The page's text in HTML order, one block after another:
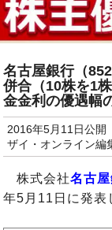
名古屋銀行（
併合（10株を1
金金利の優遇幅
2016年5月11日公開
ザイ・オンライン編
株式会社名古
年5月11日に発表